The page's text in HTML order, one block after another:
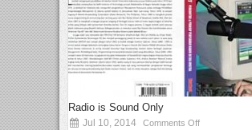
Radio is Sound Only
Jul 10, 2014 Comments Off